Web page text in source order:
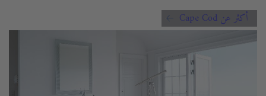
أكثر عن Cape Cod